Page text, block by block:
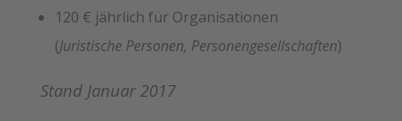
120 € jährlich für Organisationen
(Juristische Personen, Personengesellschaften)
Stand Januar 2017